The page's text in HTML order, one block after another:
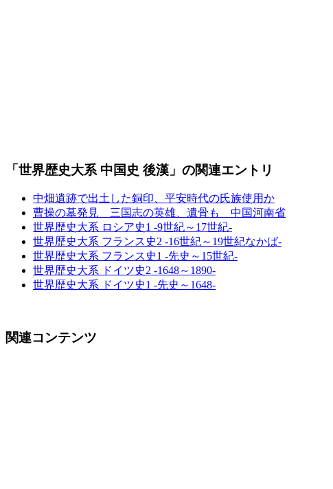
「世界歴史大系 中国史 後漢」の関連エントリ
中畑遺跡で出土した銅印、平安時代の氏族使用か
曹操の墓発見 三国志の英雄、遺骨も 中国河南省
世界歴史大系 ロシア史1 -9世紀～17世紀-
世界歴史大系 フランス史2 -16世紀～19世紀なかば-
世界歴史大系 フランス史1 -先史～15世紀-
世界歴史大系 ドイツ史2 -1648～1890-
世界歴史大系 ドイツ史1 -先史～1648-
関連コンテンツ